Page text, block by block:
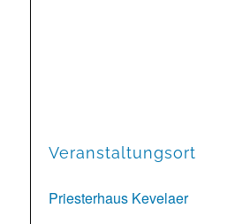
Veranstaltungsort
Priesterhaus Kevelaer